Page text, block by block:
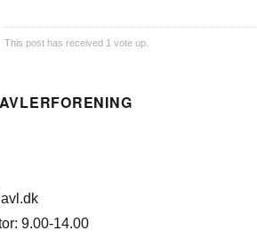
This post has received 1 vote up.
9.00-14.00